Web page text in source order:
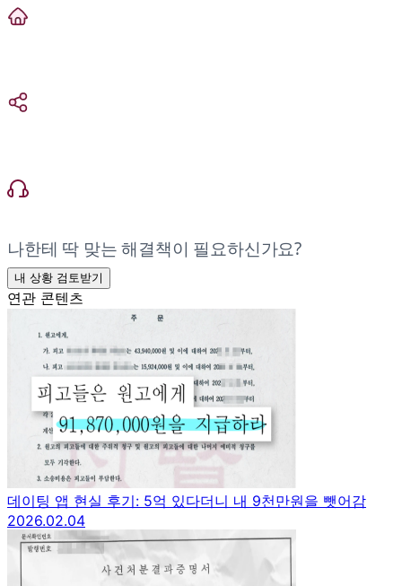
나한테 딱 맞는 해결책이 필요하신가요?
내 상황 검토받기
연관 콘텐츠
데이팅 앱 현실 후기: 5억 있다더니 내 9천만원을 뺏어감
2026.02.04